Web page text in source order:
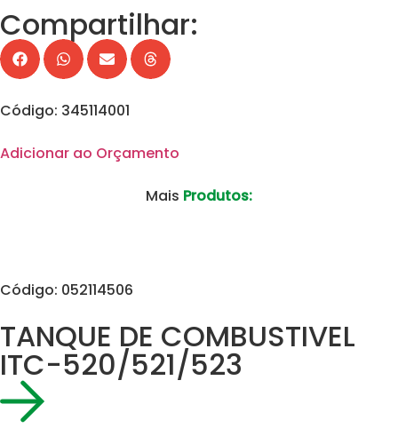
Compartilhar:
Código: 345114001
Adicionar ao Orçamento
Mais Produtos:
Código: 052114506
TANQUE DE COMBUSTIVEL
ITC-520/521/523